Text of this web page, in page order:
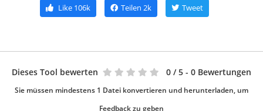
Like 106k Teilen 2k Tweet
Dieses Tool bewerten 0 / 5 - 0 Bewertungen
Sie müssen mindestens 1 Datei konvertieren und herunterladen, um
Feedback zu geben